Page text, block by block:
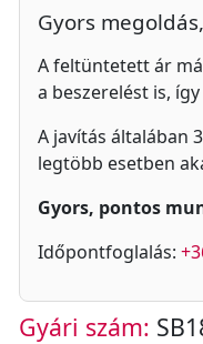
Gyors
A feltüntetett ár
a beszerelést is,
A javítás általában
legtöbb esetben
Gyors, pontos
Időpontfoglalás:
Gyári szám: